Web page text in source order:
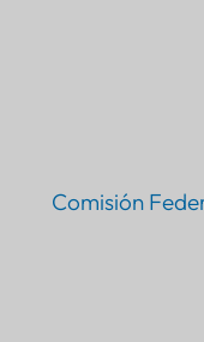
Comisión